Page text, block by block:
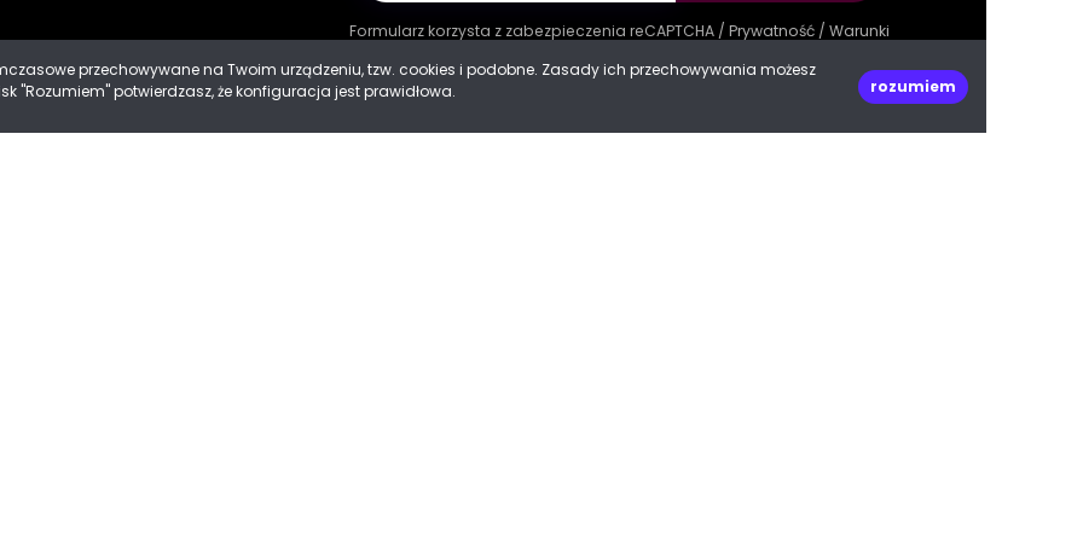
Formularz korzysta z zabezpieczenia reCAPTCHA / Prywatność / Warunki
decoPLANET Polska
ul. Kasprowicza 47
przechowywane na Twoim urządzeniu, tzw. cookies i podobne. Zasady ich przechowywania możesz
"Rozumiem" potwierdzasz, że konfiguracja jest prawidłowa.
rozumiem